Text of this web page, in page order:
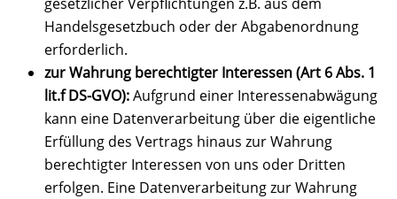
gesetzlicher Verpflichtungen z.B. aus dem
Handelsgesetzbuch oder der Abgabenordnung
erforderlich.
zur Wahrung berechtigter Interessen (Art 6 Abs. 1
lit.f DS-GVO):Aufgrund einer Interessenabwägung
kann eine Datenverarbeitung über die eigentliche
Erfüllung des Vertrags hinaus zur Wahrung
berechtigter Interessen von uns oder Dritten
erfolgen. Eine Datenverarbeitung zur Wahrung